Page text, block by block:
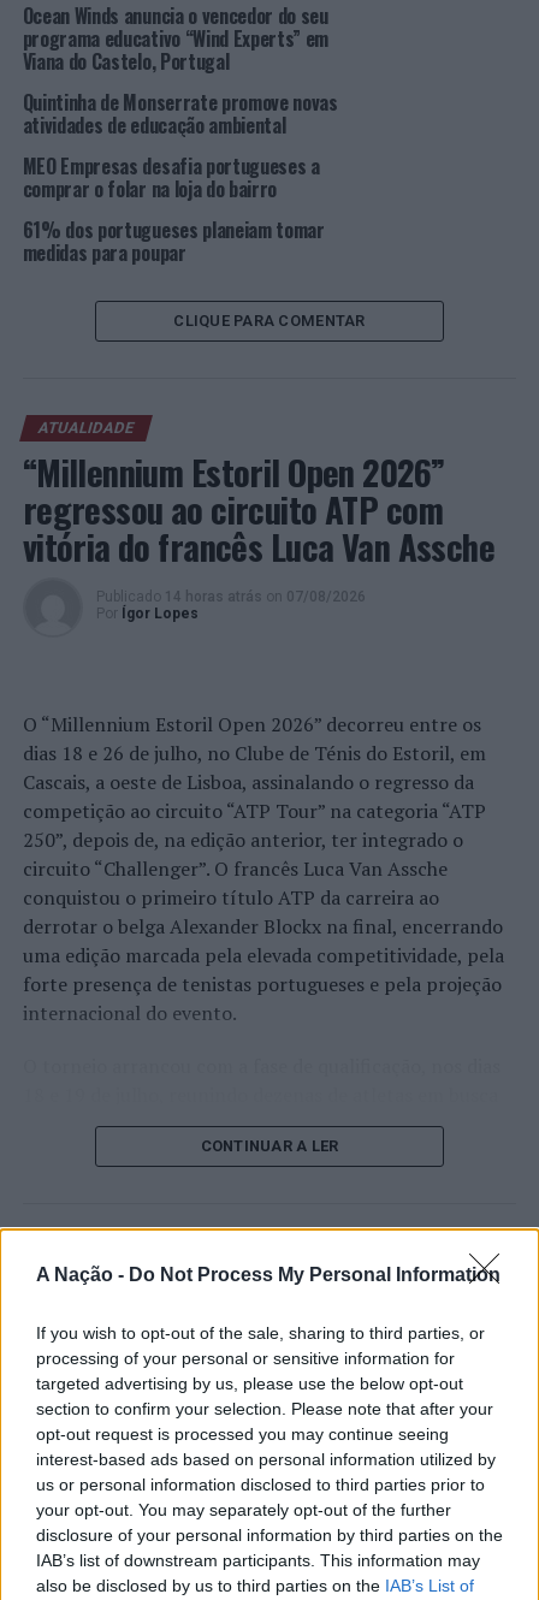
A Nação - Do Not Process My Personal Information
If you wish to opt-out of the sale, sharing to third parties, or
processing of your personal or sensitive information for
targeted advertising by us, please use the below opt-out
section to confirm your selection. Please note that after your
opt-out request is processed you may continue seeing
interest-based ads based on personal information utilized by
us or personal information disclosed to third parties prior to
your opt-out. You may separately opt-out of the further
disclosure of your personal information by third parties on the
IAB’s list of downstream participants. This information may
also be disclosed by us to third parties on the IAB’s List of
Os liquidificadores da Flama têm 300W de potência e
capacidade para 600ml. Estes pequenos
eletrodomésticos são, ainda, totalmente desmontáveis,
garantindo uma fácil limpeza, sendo também possível
lavar as peças na máquina de lavar loiça. Os
liquidificadores incluem duas garrafas com tampa,
“Os piqueniques ou os lanches em casa nunca mais vão
já disponíveis emwww.flama.pt, salienta a empresa.
Quando achávamos que não era possível ganhar mais
cor, a Flama garantiu a sua presença naColor Run
Gondomar.
É já no próximo sábado, dia 23 de julho, que a Flama vai
oferecer aos participantes,wafflese batidos de fruta. As
serão servidas com chocolate das cores dos
produtos, estando ainda preparadas várias surpresas
Além da própria coleção, a Flama terá naColor Runuma
photo wallonde os participantes poderão tirar fotos e
registar a presença no evento.
Foto: FLAMA.
TÓPICOS RELACIONADOS:
CONTEÚDO PUBLICITÁRIO
DESTAQUE
FLAMA
PRÓXIMO
Odivelas: Dois detidos por dano em viatura
Ocean Winds anuncia o vencedor do seu
programa educativo “Wind Experts” em
Viana do Castelo, Portugal
Quintinha de Monserrate promove novas
atividades de educação ambiental
MEO Empresas desafia portugueses a
comprar o folar na loja do bairro
61% dos portugueses planeiam tomar
medidas para poupar
CLIQUE PARA COMENTAR
ATUALIDADE
“Millennium Estoril Open 2026”
regressou ao circuito ATP com
vitória do francês Luca Van Assche
Publicado 14 horas atrás on 07/08/2026
Por
Ígor Lopes
O “Millennium Estoril Open 2026” decorreu entre os
dias 18 e 26 de julho, no Clube de Ténis do Estoril, em
Cascais, a oeste de Lisboa, assinalando o regresso da
competição ao circuito “ATP Tour” na categoria “ATP
250”, depois de, na edição anterior, ter integrado o
circuito “Challenger”. O francês Luca Van Assche
conquistou o primeiro título ATP da carreira ao
derrotar o belga Alexander Blockx na final, encerrando
uma edição marcada pela elevada competitividade, pela
forte presença de tenistas portugueses e pela projeção
internacional do evento.
de um lugar no quadro principal. A cerimónia de
abertura contou com a presença do presidente da
início de uma competição que voltou a colocar o
concelho no centro do calendário internacional do
Apesar das desistências de última hora de jogadores
como Casper Ruud (Noruega), Alejandro Davidovich
Fokina (Espanha) e Matteo Arnaldi (Itália), a prova
apresentou um quadro competitivo de elevado nível,
liderado pelo russo Andrey Rublev, primeiro cabeça de
série, pelo italiano Luciano Darderi, pelo chileno
Alejandro Tabilo e pelo belga Alexander Blockx.
Um dos momentos mais aguardados da semana foi
também o regresso do suíço Stan Wawrinka ao Estoril,
CONTINUAR A LER
Castelo Branco: “Bienal
Internacional de Artes e Ofícios”
promete afirmar artesanato,
património e inovação como
“motores de desenvolvimento
económico e cultural” do município
português
Publicado 20 horas atrás on 07/08/2026
Por Ígor Lopes